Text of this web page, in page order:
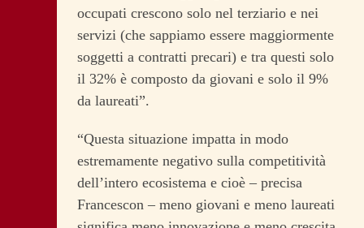
occupati crescono solo nel terziario e nei
servizi (che sappiamo essere maggiormente
soggetti a contratti precari) e tra questi solo
il 32% è composto da giovani e solo il 9%
da laureati”.
“Questa situazione impatta in modo
estremamente negativo sulla competitività
dell’intero ecosistema e cioè – precisa
Francescon – meno giovani e meno laureati